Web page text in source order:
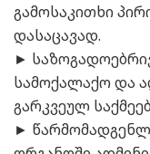
გამოსაკითხი
დასაცავად.
►
სამოქალაქო და
გარკვეულ
►